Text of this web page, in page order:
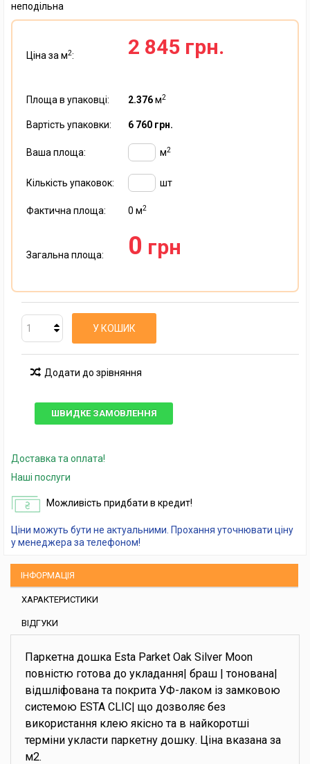
неподільна
Ціна за м2: 2 845 грн.
Площа в упаковці: 2.376м2
Вартість упаковки: 6 760 грн.
Ваша площа: м2
Кількість упаковок: шт
Фактична площа: 0 м2
Загальна площа: 0 грн
У КОШИК
Додати до зрівняння
ШВИДКЕ ЗАМОВЛЕННЯ
Доставка та оплата!
Наші послуги
Можливість придбати в кредит!
Ціни можуть бути не актуальними. Прохання уточнювати ціну
у менеджера за телефоном!
ІНФОРМАЦІЯ
ХАРАКТЕРИСТИКИ
ВІДГУКИ
Паркетна дошка Esta Parket Oak Silver Moon
повністю готова до укладання| браш | тонована|
відшліфована та покрита УФ-лаком із замковою
системою ESTA CLIC| що дозволяє без
використання клею якісно та в найкоротші
терміни укласти паркетну дошку. Ціна вказана за
м2.